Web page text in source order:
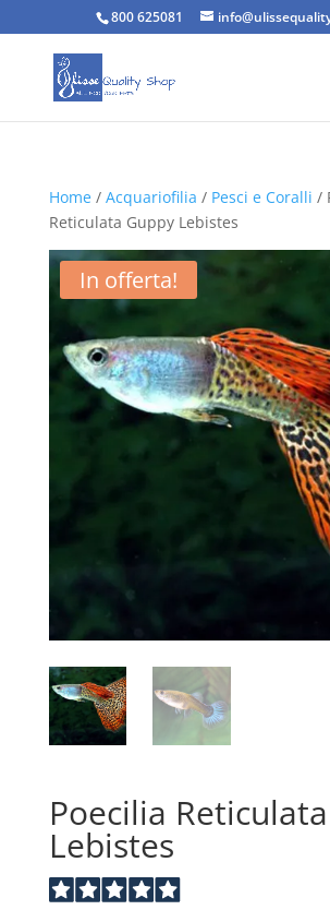
800 625081
Home/ Acquariofilia / Pesci e Coralli /
Reticulata Guppy Lebistes
In offerta!
Poecilia
Lebistes